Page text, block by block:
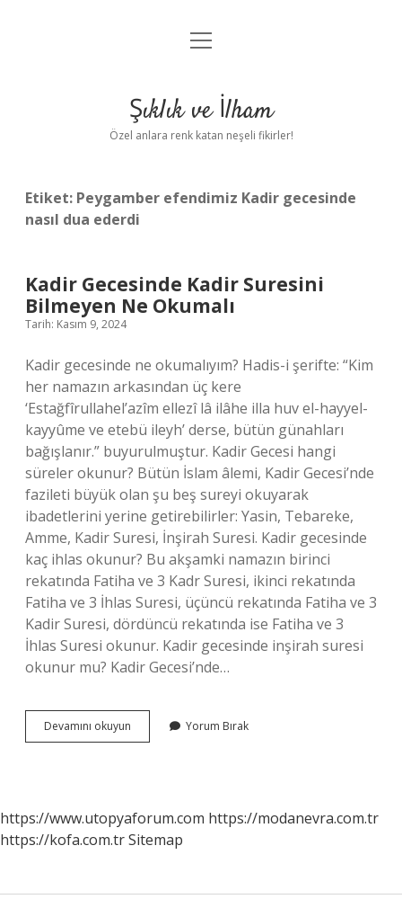
Anasayfa
Yasal Uyarı
menüyü
Şıklık ve İlham
Özel anlara renk katan neşeli fikirler!
Etiket: Peygamber efendimiz Kadir gecesinde
nasıl dua ederdi
Kadir Gecesinde Kadir Suresini
Bilmeyen Ne Okumalı
Tarih: Kasım 9, 2024
Kadir gecesinde ne okumalıyım? Hadis-i şerifte: “Kim
her namazın arkasından üç kere
‘Estağfîrullahel’azîm ellezî lâ ilâhe illa huv el-hayyel-
kayyûme ve etebü ileyh’ derse, bütün günahları
bağışlanır.” buyurulmuştur. Kadir Gecesi hangi
süreler okunur? Bütün İslam âlemi, Kadir Gecesi’nde
fazileti büyük olan şu beş sureyi okuyarak
ibadetlerini yerine getirebilirler: Yasin, Tebareke,
Amme, Kadir Suresi, İnşirah Suresi. Kadir gecesinde
kaç ihlas okunur? Bu akşamki namazın birinci
rekatında Fatiha ve 3 Kadr Suresi, ikinci rekatında
Fatiha ve 3 İhlas Suresi, üçüncü rekatında Fatiha ve 3
Kadir Suresi, dördüncü rekatında ise Fatiha ve 3
İhlas Suresi okunur. Kadir gecesinde inşirah suresi
okunur mu? Kadir Gecesi’nde…
Devamını okuyun
Gecesinde
Okumalı
Yorum Bırak
https://www.utopyaforum.com https://modanevra.com.tr
https://kofa.com.trSitemap